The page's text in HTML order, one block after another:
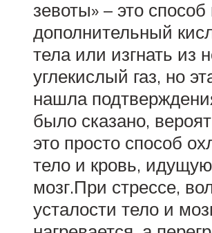
зевоты» – это
дополнительный
тела или изгнать из
углекислый газ, но
нашла
было сказано,
это просто способ
тело и кровь,
мозг.При стрессе,
усталости тело и